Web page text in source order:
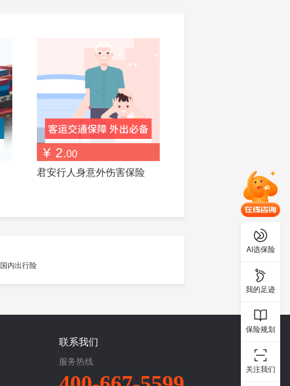
¥ 2.00
君安行人身意外伤害保险
AI选保险
我的足迹
保险规划
关注我们
联系我们
服务热线